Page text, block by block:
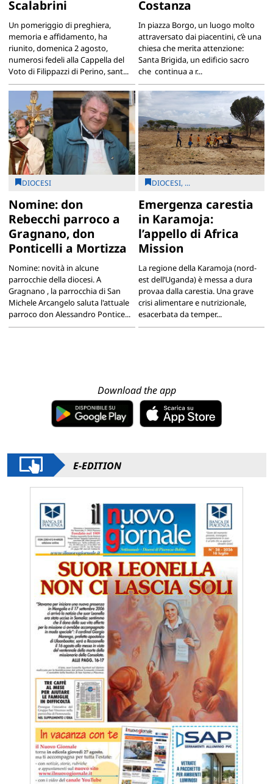
Scalabrini
Un pomeriggio di preghiera,
memoria e affidamento, ha
riunito, domenica 2 agosto,
numerosi fedeli alla Cappella del
Voto di Filippazzi di Perino, sant...
Costanza
In piazza Borgo, un luogo molto
attraversato dai piacentini, c’è una
chiesa che merita attenzione:
Santa Brigida, un edificio sacro
che continua a r...
DIOCESI
Nomine: don
Rebecchi parroco a
Gragnano, don
Ponticelli a Mortizza
Nomine: novità in alcune
parrocchie della diocesi. A
Gragnano , la parrocchia di San
Michele Arcangelo saluta l'attuale
parroco don Alessandro Pontice...
DIOCESI, ...
Emergenza carestia
in Karamoja:
l’appello di Africa
Mission
La regione della Karamoja (nord-
est dell’Uganda) è messa a dura
provaa dalla carestia. Una grave
crisi alimentare e nutrizionale,
esacerbata da temper...
Download the app
E-EDITION